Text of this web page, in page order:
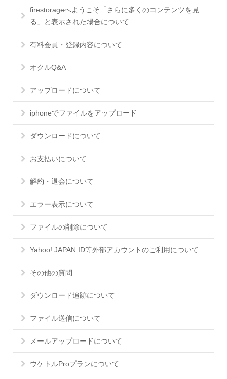
firestorageへようこそ「さらに多くのコンテンツを見
る」と表示された場合について
有料会員・登録内容について
オクルQ&A
アップロードについて
iphoneでファイルをアップロード
ダウンロードについて
お支払いについて
解約・退会について
エラー表示について
ファイルの削除について
Yahoo! JAPAN ID等外部アカウントのご利用について
その他の質問
ダウンロード追跡について
ファイル送信について
メールアップロードについて
ウケトルProプランについて